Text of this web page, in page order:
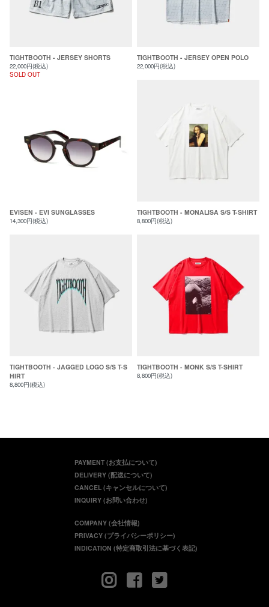
TIGHTBOOTH - JERSEY SHORTS
22,000円(税込)
SOLD OUT
TIGHTBOOTH - JERSEY OPEN POLO
22,000円(税込)
EVISEN - EVI SUNGLASSES
14,300円(税込)
TIGHTBOOTH - MONALISA S/S T-SHIRT
8,800円(税込)
TIGHTBOOTH - JAGGED LOGO S/S T-S
HIRT
8,800円(税込)
TIGHTBOOTH - MONK S/S T-SHIRT
8,800円(税込)
PAYMENT (お支払について)
DELIVERY (配送について)
CANCEL (キャンセルについて)
INQUIRY (お問い合わせ)
COMPANY (会社情報)
PRIVACY (プライバシーポリシー)
INDICATION (特定商取引法に基づく表記)